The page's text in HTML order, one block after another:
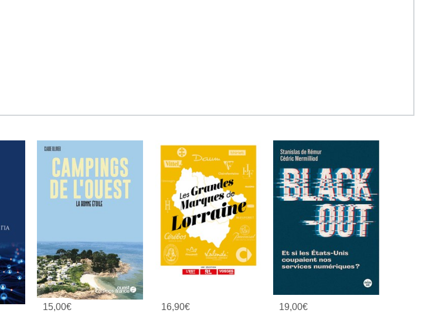
15,00€ 16,90€ 19,00€